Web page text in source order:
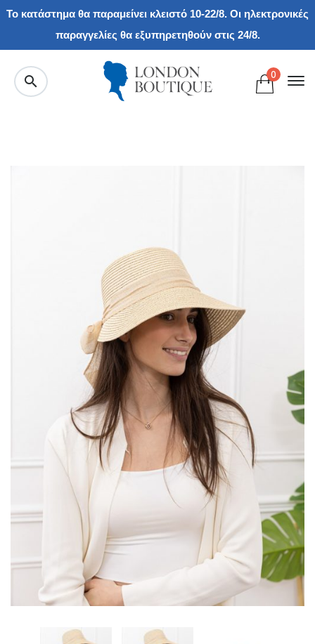
Το κατάστημα θα παραμείνει κλειστό 10-22/8. Οι ηλεκτρονικές
παραγγελίες θα εξυπηρετηθούν στις 24/8.
0